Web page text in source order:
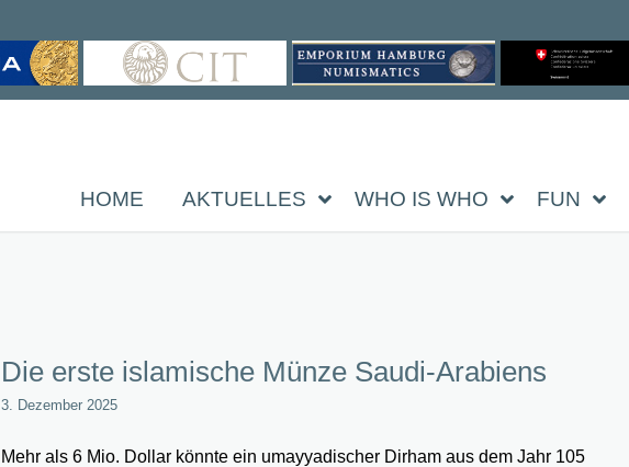
HOME AKTUELLES WHO IS WHO FUN
Die erste islamische Münze Saudi-Arabiens
3. Dezember 2025
Mehr als 6 Mio. Dollar könnte ein umayyadischer Dirham aus dem Jahr 105